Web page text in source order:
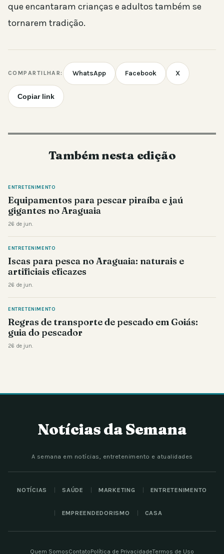
que encantaram crianças e adultos também se
tornarem tradição.
COMPARTILHAR: WhatsApp Facebook X
Copiar link
Também nesta edição
ENTRETENIMENTO
Equipamentos para pescar piraíba e jaú
gigantes no Araguaia
26 de jun.
ENTRETENIMENTO
Iscas para pesca no Araguaia: naturais e
artificiais eficazes
26 de jun.
ENTRETENIMENTO
Regras de transporte de pescado em Goiás:
guia do pescador
26 de jun.
Notícias da Semana
A semana em notícias, entretenimento e atualidades
NOTÍCIAS SAÚDE MARKETING ENTRETENIMENTO
EMPREENDEDORISMO CASA
Quem SomosContatoPolítica de PrivacidadeTermos de Uso